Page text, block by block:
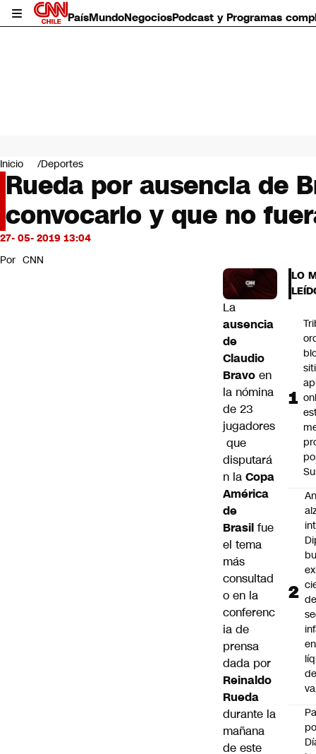
PaísMundoNegociosPodcast y Programas
Mundo
Negocios
Deportes
Programas completos
Cultura
Servicios
Bits
CNN Data
Inicio Deportes
Rueda por ausencia de
convocarlo y que no
27- 05- 2019 13:04
Por CNN
La
ausencia
de
Claudio
Bravo en
la nómina
de 23
jugadores
que
disputará
n la Copa
América
de
Brasil fue
el tema
más
consultad
o en la
conferenc
ia de
prensa
dada por
Reinaldo
Rueda
durante la
mañana
de este
LO
de
en
de